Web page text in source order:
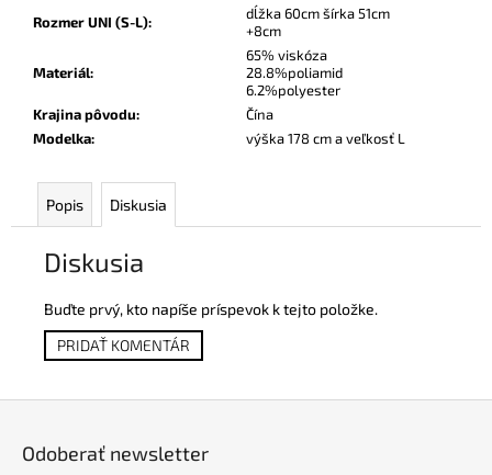
Rozmer UNI (S-L):
dĺžka 60cm šírka 51cm
+8cm
Materiál:
65% viskóza
28.8%poliamid
6.2%polyester
Krajina pôvodu:
Čína
Modelka: výška 178 cm a veľkosť L
Popis Diskusia
Diskusia
Buďte prvý, kto napíše príspevok k tejto položke.
PRIDAŤ KOMENTÁR
Odoberať newsletter